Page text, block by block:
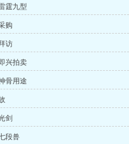
霆九型
购
访
兴拍卖
骨用途
剑
段兽